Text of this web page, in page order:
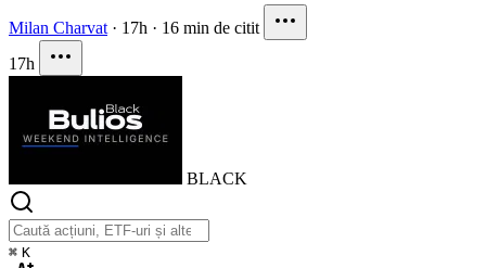
Milan Charvat · 17h · 16 min de citit
17h
BLACK
⌘ K